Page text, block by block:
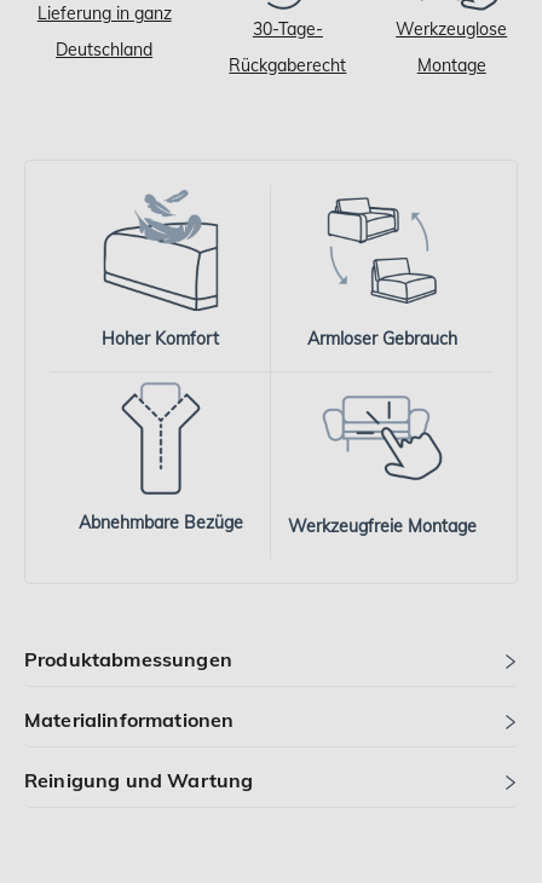
Lieferung in ganz
Deutschland
30-Tage-
Rückgaberecht
Werkzeuglose
Montage
Hoher Komfort Armloser Gebrauch
Abnehmbare Bezüge Werkzeugfreie Montage
Produktabmessungen
Materialinformationen
Reinigung und Wartung